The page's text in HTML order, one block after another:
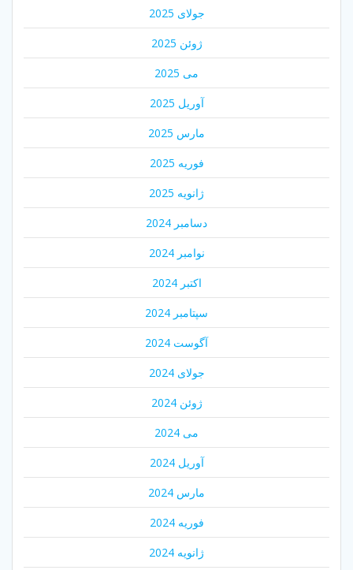
جولای 2025
ژوئن 2025
می 2025
آوریل 2025
مارس 2025
فوریه 2025
ژانویه 2025
دسامبر 2024
نوامبر 2024
اکتبر 2024
سپتامبر 2024
آگوست 2024
جولای 2024
ژوئن 2024
می 2024
آوریل 2024
مارس 2024
فوریه 2024
ژانویه 2024